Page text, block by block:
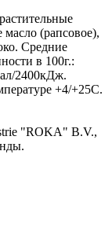
масло (рапсовое),
Средние
в 100г.:
2400кДж.
+4/+25C.
"ROKA" B.V.,